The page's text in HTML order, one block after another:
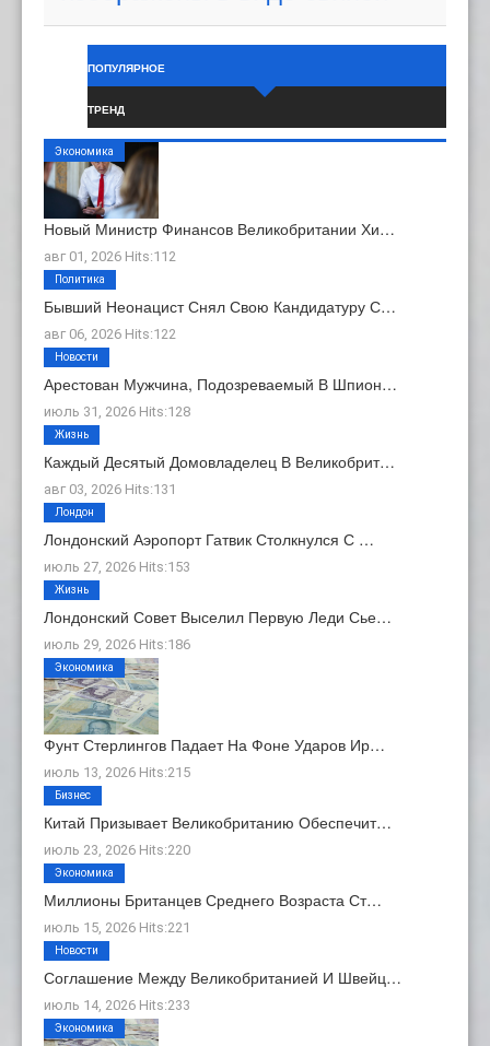
ПОПУЛЯРНОЕ
ТРЕНД
Новый Министр Финансов Великобритании Хи…
авг 01, 2026 Hits:112
Экономика
Бывший Неонацист Снял Свою Кандидатуру С…
авг 06, 2026 Hits:122
Политика
Арестован Мужчина, Подозреваемый В Шпион…
июль 31, 2026 Hits:128
Новости
Каждый Десятый Домовладелец В Великобрит…
авг 03, 2026 Hits:131
Жизнь
Лондонский Аэропорт Гатвик Столкнулся С …
июль 27, 2026 Hits:153
Лондон
Лондонский Совет Выселил Первую Леди Сье…
июль 29, 2026 Hits:186
Жизнь
Фунт Стерлингов Падает На Фоне Ударов Ир…
июль 13, 2026 Hits:215
Экономика
Китай Призывает Великобританию Обеспечит…
июль 23, 2026 Hits:220
Бизнес
Миллионы Британцев Среднего Возраста Ст…
июль 15, 2026 Hits:221
Экономика
Соглашение Между Великобританией И Швейц…
июль 14, 2026 Hits:233
Новости
Экономика